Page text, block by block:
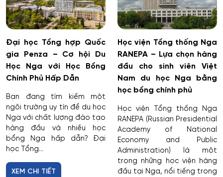
Dịch vụ
Giám sát thông minh
Giám định tư pháp
Giáo dục chuyên nghiệp
Giáo dục sư phạm
Giáo dục thể chất
Đại học Tổng hợp Quốc
gia Penza – Cơ hội Du
Học Nga với Học Bổng
Chính Phủ Hấp Dẫn
Bạn đang tìm kiếm một
ngôi trường uy tín để du học
Nga với chất lượng đào tạo
hàng đầu và nhiều học
bổng Nga hấp dẫn? Đại
học Tổng...
XEM CHI TIẾT
Học viện Tổng thống Nga
RANEPA – Lựa chọn hàng
đầu cho sinh viên Việt
Nam du học Nga bằng
học bổng chính phủ
Học viện Tổng thống Nga
RANEPA (Russian Presidential
Academy of National
Economy and Public
Administration) là một
trong những học viện hàng
đầu tại Nga, nổi tiếng trong